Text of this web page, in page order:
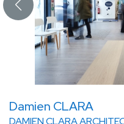
Damien CLARA